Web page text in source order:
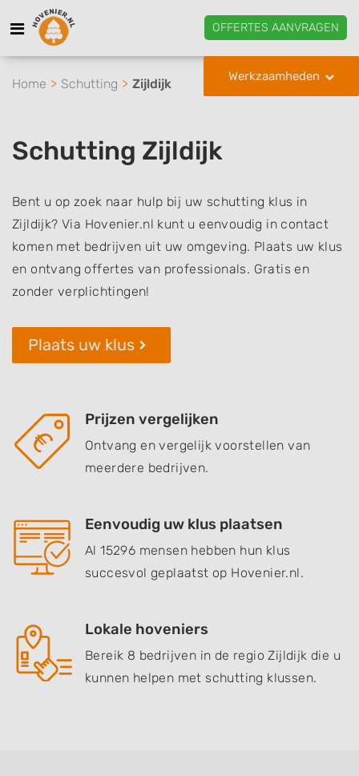
OFFERTES AANVRAGEN
Werkzaamheden
Home Schutting Zijldijk
Schutting Zijldijk
Bent u op zoek naar hulp bij uw schutting klus in
Zijldijk? Via Hovenier.nl kunt u eenvoudig in contact
komen met bedrijven uit uw omgeving. Plaats uw klus
en ontvang offertes van professionals. Gratis en
zonder verplichtingen!
Plaats uw klus
Prijzen vergelijken
Ontvang en vergelijk voorstellen van
meerdere bedrijven.
Eenvoudig uw klus plaatsen
Al 15296 mensen hebben hun klus
succesvol geplaatst op Hovenier.nl.
Lokale hoveniers
Bereik 8 bedrijven in de regio Zijldijk die u
kunnen helpen met schutting klussen.